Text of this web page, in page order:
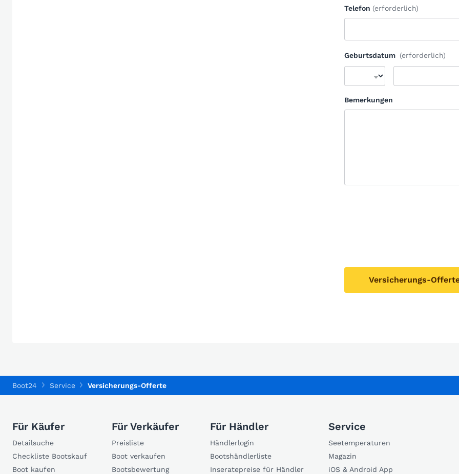
Telefon (erforderlich)
Geburtsdatum (erforderlich)
Bemerkungen
Versicherungs-
Boot24 Service Versicherungs-Offerte
Für Käufer
Detailsuche
Checkliste Bootskauf
Boot kaufen
Für Verkäufer
Preisliste
Boot verkaufen
Bootsbewertung
Für Händler
Händlerlogin
Bootshändlerliste
Inseratepreise für Händler
Service
Seetemperaturen
Magazin
iOS & Android App